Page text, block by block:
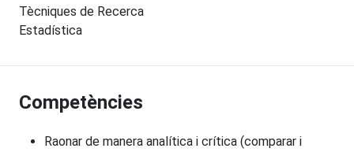
Tècniques de Recerca
Estadística
Competències
Raonar de manera analítica i crítica (comparar i